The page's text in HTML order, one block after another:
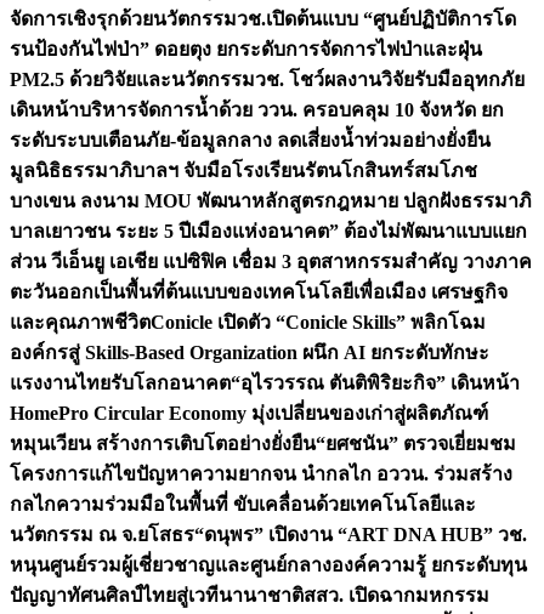
จัดการเชิงรุกด้วยนวัตกรรมวช.เปิดต้นแบบ “ศูนย์ปฏิบัติการโด
รนป้องกันไฟป่า” ดอยตุง ยกระดับการจัดการไฟป่าและฝุ่น
PM2.5 ด้วยวิจัยและนวัตกรรมวช. โชว์ผลงานวิจัยรับมืออุทกภัย
เดินหน้าบริหารจัดการน้ำด้วย ววน. ครอบคลุม 10 จังหวัด ยก
ระดับระบบเตือนภัย-ข้อมูลกลาง ลดเสี่ยงน้ำท่วมอย่างยั่งยืน
มูลนิธิธรรมาภิบาลฯ จับมือโรงเรียนรัตนโกสินทร์สมโภช
บางเขน ลงนาม MOU พัฒนาหลักสูตรกฎหมาย ปลูกฝังธรรมาภิ
บาลเยาวชน ระยะ 5 ปีเมืองแห่งอนาคต” ต้องไม่พัฒนาแบบแยก
ส่วน วีเอ็นยู เอเชีย แปซิฟิค เชื่อม 3 อุตสาหกรรมสำคัญ วางภาค
ตะวันออกเป็นพื้นที่ต้นแบบของเทคโนโลยีเพื่อเมือง เศรษฐกิจ
และคุณภาพชีวิตConicle เปิดตัว “Conicle Skills” พลิกโฉม
องค์กรสู่ Skills-Based Organization ผนึก AI ยกระดับทักษะ
แรงงานไทยรับโลกอนาคต“อุไรวรรณ ตันติพิริยะกิจ” เดินหน้า
HomePro Circular Economy มุ่งเปลี่ยนของเก่าสู่ผลิตภัณฑ์
หมุนเวียน สร้างการเติบโตอย่างยั่งยืน“ยศชนัน” ตรวจเยี่ยมชม
โครงการแก้ไขปัญหาความยากจน นำกลไก อววน. ร่วมสร้าง
กลไกความร่วมมือในพื้นที่ ขับเคลื่อนด้วยเทคโนโลยีและ
นวัตกรรม ณ จ.ยโสธร“ดนุพร” เปิดงาน “ART DNA HUB” วช.
หนุนศูนย์รวมผู้เชี่ยวชาญและศูนย์กลางองค์ความรู้ ยกระดับทุน
ปัญญาทัศนศิลป์ไทยสู่เวทีนานาชาติสสว. เปิดฉากมหกรรม